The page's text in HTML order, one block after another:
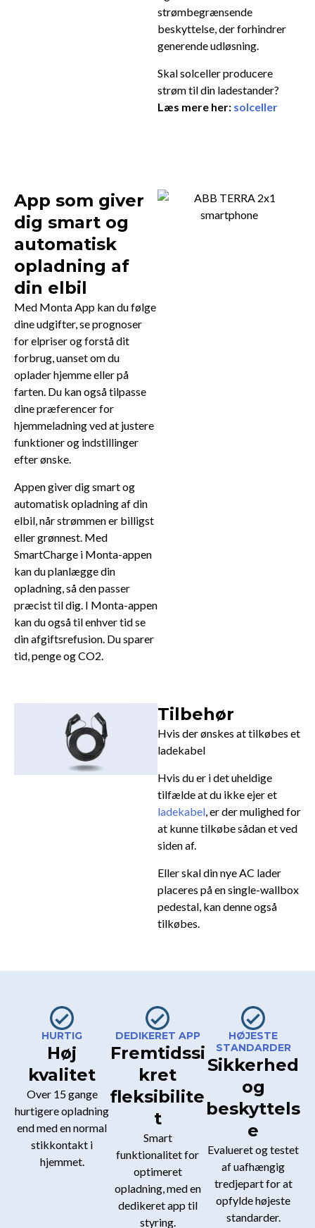
strømbegrænsende
beskyttelse, der forhindrer
generende udløsning.
Skal solceller producere
strøm til din ladestander?
Læs mere her: solceller
App som giver
dig smart og
automatisk
opladning af
din elbil
Med Monta App kan du følge
dine udgifter, se prognoser
for elpriser og forstå dit
forbrug, uanset om du
oplader hjemme eller på
farten. Du kan også tilpasse
dine præferencer for
hjemmeladning ved at justere
funktioner og indstillinger
efter ønske.
Appen giver dig smart og
automatisk opladning af din
elbil, når strømmen er billigst
eller grønnest. Med
SmartCharge i Monta-appen
kan du planlægge din
opladning, så den passer
præcist til dig. I Monta-appen
kan du også til enhver tid se
din afgiftsrefusion. Du sparer
tid, penge og CO2.
Tilbehør
Hvis der ønskes at tilkøbes et
ladekabel
Hvis du er i det uheldige
tilfælde at du ikke ejer et
ladekabel, er der mulighed for
at kunne tilkøbe sådan et ved
siden af.
Eller skal din nye AC lader
placeres på en single-wallbox
pedestal, kan denne også
tilkøbes.
HURTIG
Høj
kvalitet
Over 15 gange
hurtigere opladning
end med en normal
stikkontakt i
hjemmet.
DEDIKERET APP
Fremtidssi
kret
fleksibilite
t
Smart
funktionalitet for
optimeret
opladning, med en
dedikeret app til
styring.
HØJESTE
STANDARDER
Sikkerhed
og
beskyttels
e
Evalueret og testet
af uafhængig
tredjepart for at
opfylde højeste
standarder.